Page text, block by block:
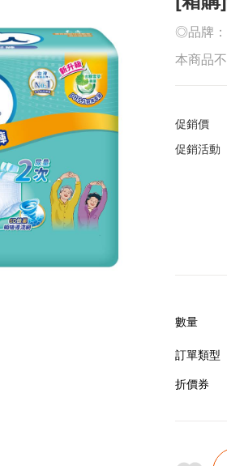
◎品牌：
本商品
促銷價
促銷活動
數量
訂單類型
折價券